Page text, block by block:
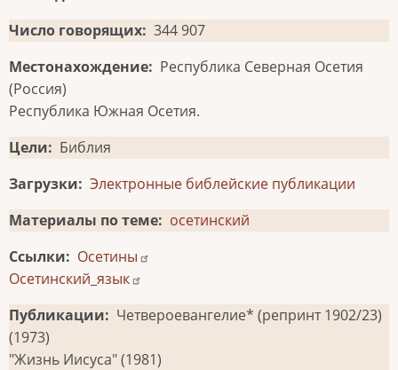
Число говорящих 344 907
Местонахождение
Республика Северная Осетия
(Россия)
Республика Южная Осетия.
Цели
Библия
Загрузки
Электронные библейские публикации
Материалы по теме
осетинский
Ссылки
Осетины
Осетинский_язык
Публикации
Четвероевангелие* (репринт 1902/23)
(1973)
"Жизнь Иисуса" (1981)